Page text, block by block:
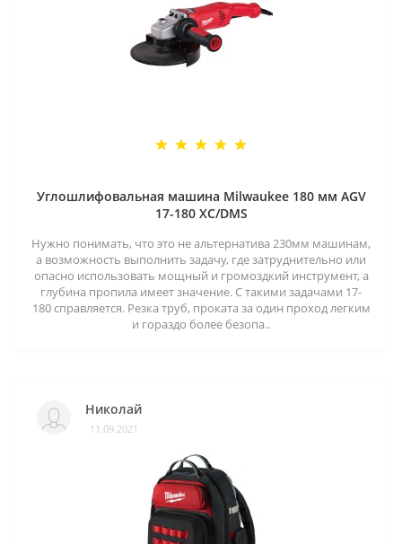
Углошлифовальная машина Milwaukee 180 мм AGV
17-180 XC/DMS
Нужно понимать, что это не альтернатива 230мм машинам,
а возможность выполнить задачу, где затруднительно или
опасно использовать мощный и громоздкий инструмент, а
глубина пропила имеет значение. С такими задачами 17-
180 справляется. Резка труб, проката за один проход легким
и гораздо более безопа..
Николай
11.09.2021